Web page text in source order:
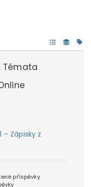
Témata
– Zápisky z
příspěvky